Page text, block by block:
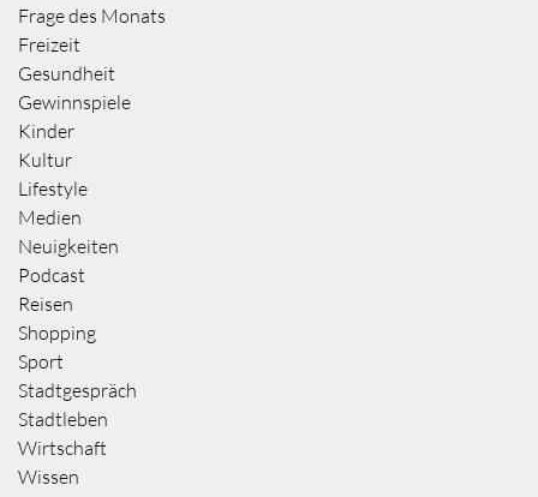
Frage des Monats
Freizeit
Gesundheit
Gewinnspiele
Kinder
Kultur
Lifestyle
Medien
Neuigkeiten
Podcast
Reisen
Shopping
Sport
Stadtgespräch
Stadtleben
Wirtschaft
Wissen